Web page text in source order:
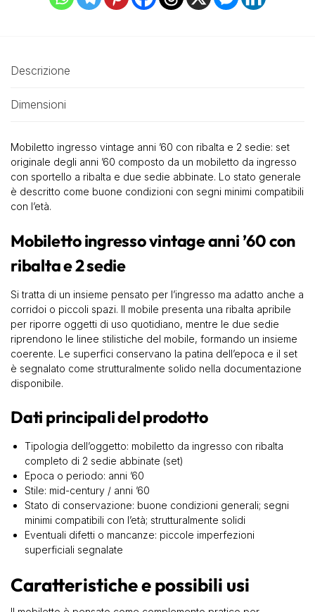
Descrizione
Dimensioni
Mobiletto ingresso vintage anni ’60 con ribalta e 2 sedie: set
originale degli anni ’60 composto da un mobiletto da ingresso
con sportello a ribalta e due sedie abbinate. Lo stato generale
è descritto come buone condizioni con segni minimi compatibili
con l’età.
Mobiletto ingresso vintage anni ’60 con
ribalta e 2 sedie
Si tratta di un insieme pensato per l’ingresso ma adatto anche a
corridoi o piccoli spazi. Il mobile presenta una ribalta apribile
per riporre oggetti di uso quotidiano, mentre le due sedie
riprendono le linee stilistiche del mobile, formando un insieme
coerente. Le superfici conservano la patina dell’epoca e il set
è segnalato come strutturalmente solido nella documentazione
disponibile.
Dati principali del prodotto
Tipologia dell’oggetto: mobiletto da ingresso con ribalta
completo di 2 sedie abbinate (set)
Epoca o periodo: anni ’60
Stile: mid-century / anni ’60
Stato di conservazione: buone condizioni generali; segni
minimi compatibili con l’età; strutturalmente solidi
Eventuali difetti o mancanze: piccole imperfezioni
superficiali segnalate
Caratteristiche e possibili usi